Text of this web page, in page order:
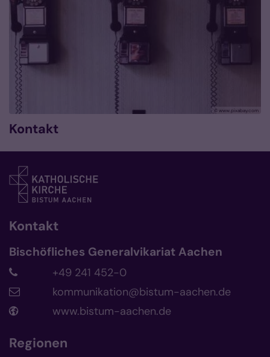
© www.pixabay.com
Kontakt
Kontakt
Bischöfliches Generalvikariat Aachen
+49 241 452-0
kommunikation@bistum-aachen.de
www.bistum-aachen.de
Regionen